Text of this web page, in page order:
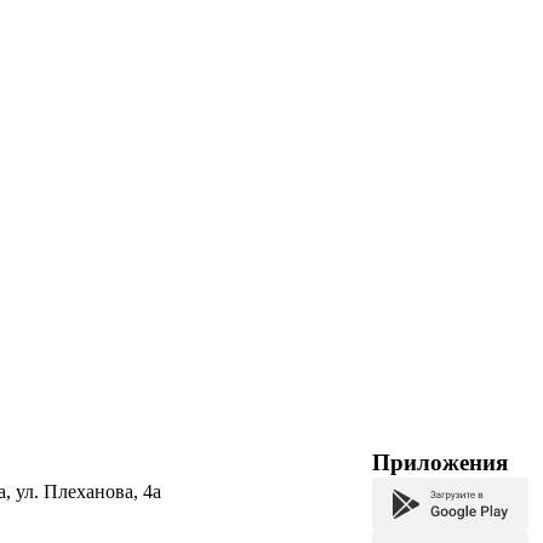
ул. Плеханова, 4а
Приложения